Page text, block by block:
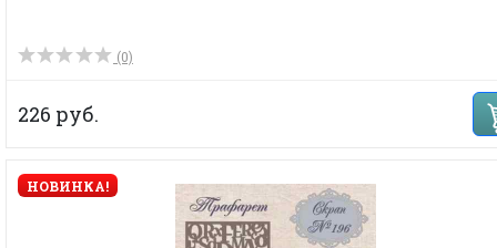
(0)
226 руб.
НОВИНКА!